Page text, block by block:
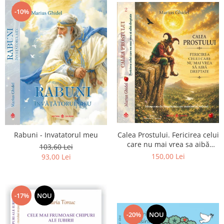
-10%
Rabuni - Invatatorul meu
103,60 Lei
93,00 Lei
Calea Prostului. Fericirea celui
care nu mai vrea sa aibă
dreptate - Intoarcerea la
150,00 Lei
-17% NOU
-20% NOU